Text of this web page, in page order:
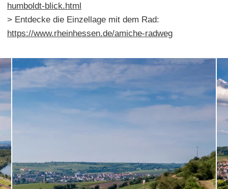
humboldt-blick.html
> Entdecke die Einzellage mit dem Rad:
https://www.rheinhessen.de/amiche-radweg